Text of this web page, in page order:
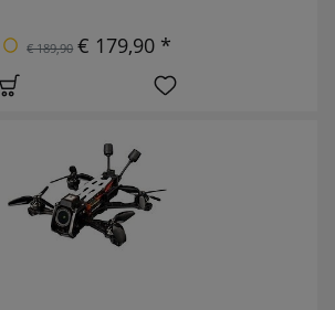
€ 189,90 € 179,90 *